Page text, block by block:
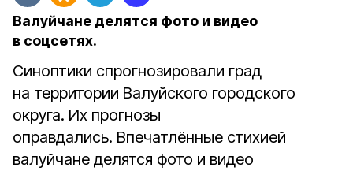
Валуйчане делятся фото и видео
в соцсетях.
Синоптики спрогнозировали град
на территории Валуйского городского
округа. Их прогнозы
оправдались. Впечатлённые стихией
валуйчане делятся фото и видео